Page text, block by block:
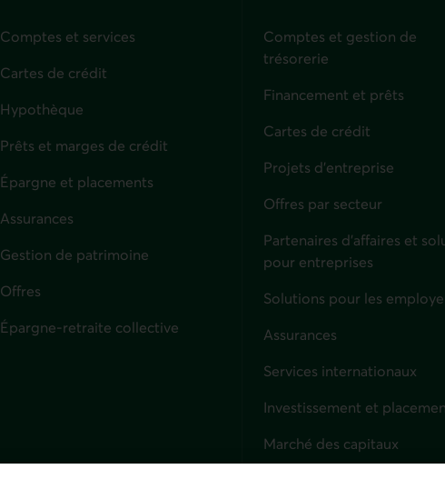
Comptes et services
Cartes de crédit
Hypothèque
Prêts et marges de crédit
Épargne et placements
Assurances
Gestion de patrimoine
Offres
Épargne-retraite collective
Comptes et gestion de
trésorerie
Financement et prêts
Cartes de crédit
Projets d'entreprise
Offres par secteur
Partenaires d’affaires et
pour entreprises
Solutions pour les
Assurances
Services internationaux
Investissement et
Marché des capitaux